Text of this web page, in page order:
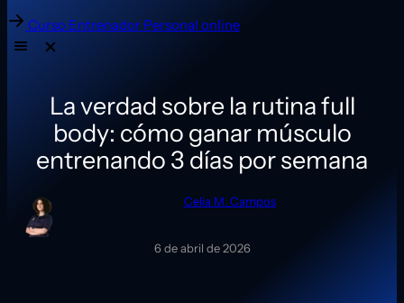
Curso Entrenador Personal online
La verdad sobre la rutina full
body: cómo ganar músculo
entrenando 3 días por semana
Celia M. Campos
6 de abril de 2026